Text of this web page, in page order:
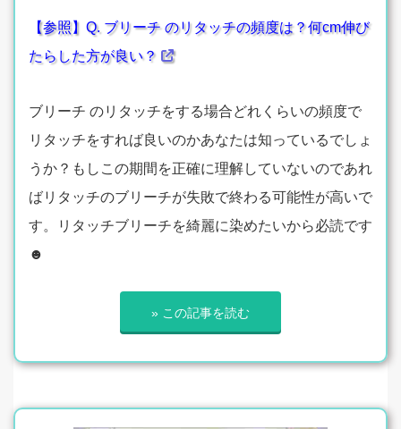
【参照】Q. ブリーチ のリタッチの頻度は？何cm伸び
たらした方が良い？
ブリーチ のリタッチをする場合どれくらいの頻度で
リタッチをすれば良いのかあなたは知っているでしょ
うか？もしこの期間を正確に理解していないのであれ
ばリタッチのブリーチが失敗で終わる可能性が高いで
す。リタッチブリーチを綺麗に染めたいから必読です
☻
» この記事を読む